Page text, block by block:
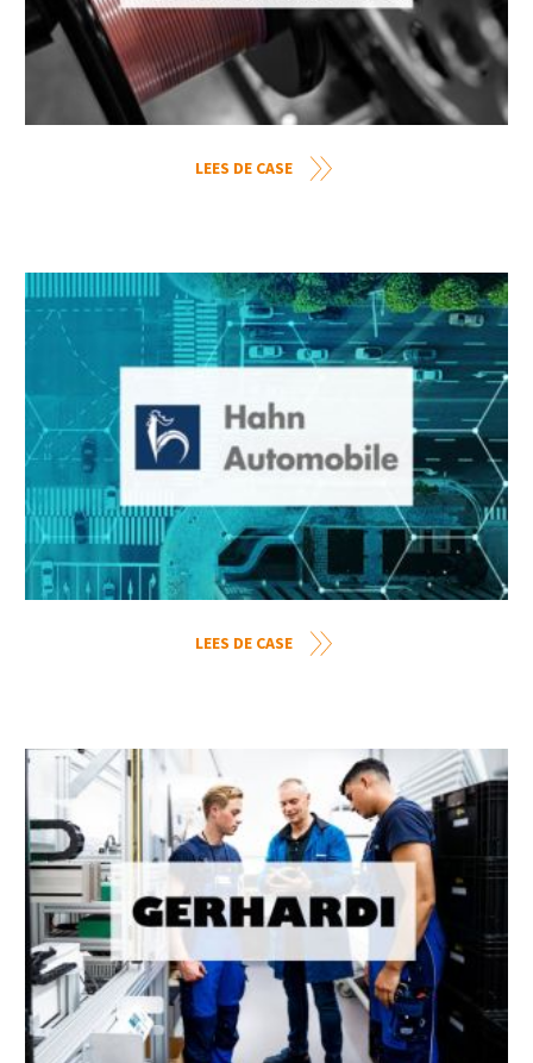
LEES DE CASE
LEES DE CASE